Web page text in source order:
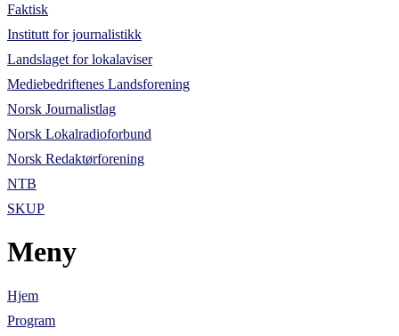
Faktisk
Institutt for journalistikk
Landslaget for lokalaviser
Mediebedriftenes Landsforening
Norsk Journalistlag
Norsk Lokalradioforbund
Norsk Redaktørforening
NTB
SKUP
Meny
Hjem
Program